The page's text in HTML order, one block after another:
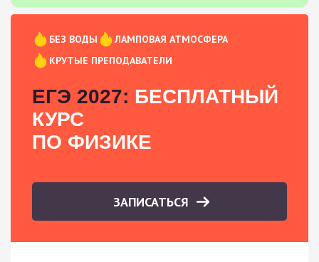
БЕЗ ВОДЫ
ЛАМПОВАЯ АТМОСФЕРА
КРУТЫЕ ПРЕПОДАВАТЕЛИ
ЕГЭ 2027: БЕСПЛАТНЫЙ
КУРС
ПО ФИЗИКЕ
ЗАПИСАТЬСЯ